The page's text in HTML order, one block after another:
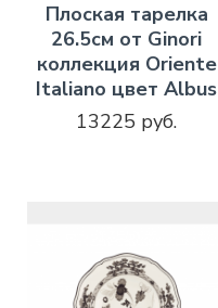
Плоская тарелка
26.5см от Ginori
коллекция Oriente
Italiano цвет Albus
13225 руб.